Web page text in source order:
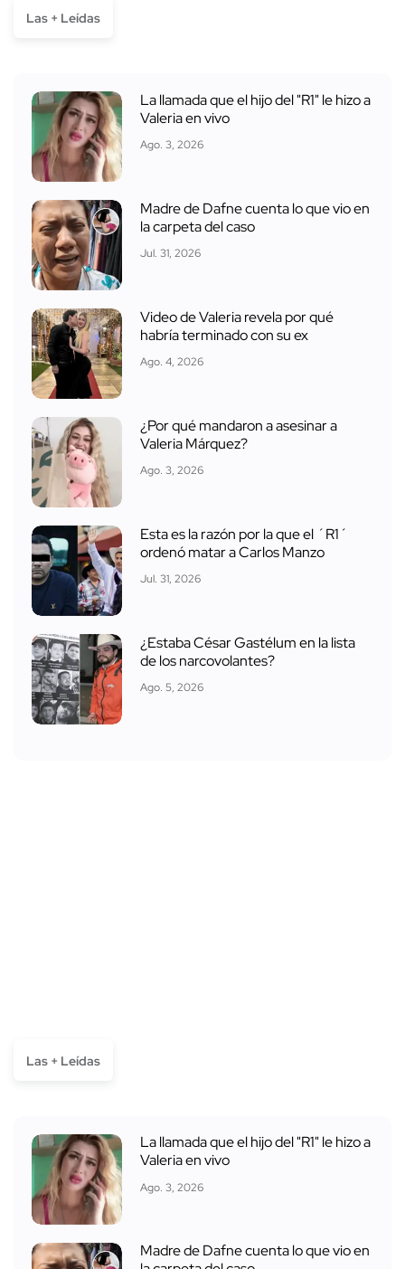
Las + Leídas
La llamada que el hijo del "R1" le hizo a
Valeria en vivo
Ago. 3, 2026
Madre de Dafne cuenta lo que vio en
la carpeta del caso
Jul. 31, 2026
Video de Valeria revela por qué
habría terminado con su ex
Ago. 4, 2026
¿Por qué mandaron a asesinar a
Valeria Márquez?
Ago. 3, 2026
Esta es la razón por la que el ´R1´
ordenó matar a Carlos Manzo
Jul. 31, 2026
¿Estaba César Gastélum en la lista
de los narcovolantes?
Ago. 5, 2026
Las + Leídas
La llamada que el hijo del "R1" le hizo a
Valeria en vivo
Ago. 3, 2026
Madre de Dafne cuenta lo que vio en